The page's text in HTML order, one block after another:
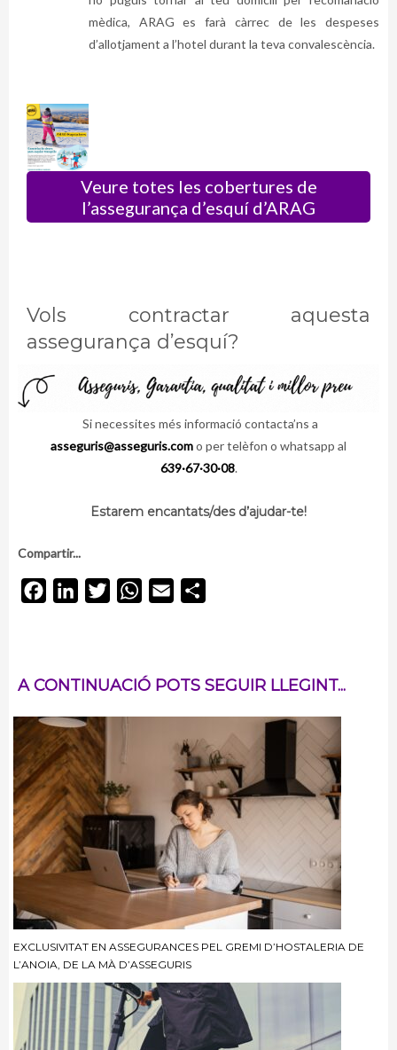
mèdica, ARAG es farà càrrec de les despeses
d’allotjament a l’hotel durant la teva convalescència.
Veure totes les cobertures de
l’assegurança d’esquí d’ARAG
Vols contractar aquesta
assegurança d’esquí?
Si necessites més informació contacta’ns a
asseguris@asseguris.como per telèfon o whatsapp al
639·67·30·08.
Estarem encantats/des d’ajudar-te!
Compartir...
FacebookLinkedInTwitterWhatsApp
Email
A CONTINUACIÓ POTS SEGUIR LLEGINT...
EXCLUSIVITAT EN ASSEGURANCES PEL GREMI D’HOSTALERIA DE
L’ANOIA, DE LA MÀ D’ASSEGURIS